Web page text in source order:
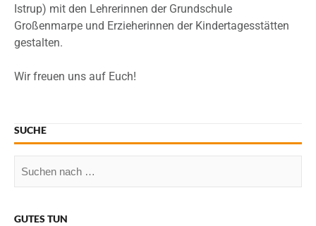
Istrup) mit den Lehrerinnen der Grundschule
Großenmarpe und Erzieherinnen der Kindertagesstätten
gestalten.
Wir freuen uns auf Euch!
SUCHE
GUTES TUN